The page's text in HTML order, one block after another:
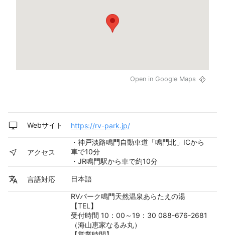
Open in Google Maps
Webサイト https://rv-park.jp/
アクセス
・神戸淡路鳴門自動車道「鳴門北」ICから
車で10分
・JR鳴門駅から車で約10分
言語対応 日本語
RVパーク鳴門天然温泉あらたえの湯
【TEL】
受付時間 10：00～19：30 088-676-2681
（海山恵家なるみ丸）